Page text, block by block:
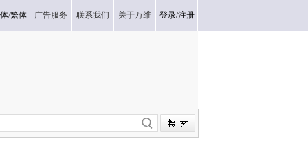
/繁体 广告服务 联系我们 关于万维 登录/注册